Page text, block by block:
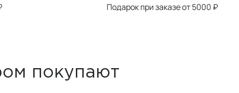
Подарок при заказе от 5000 ₽
покупают